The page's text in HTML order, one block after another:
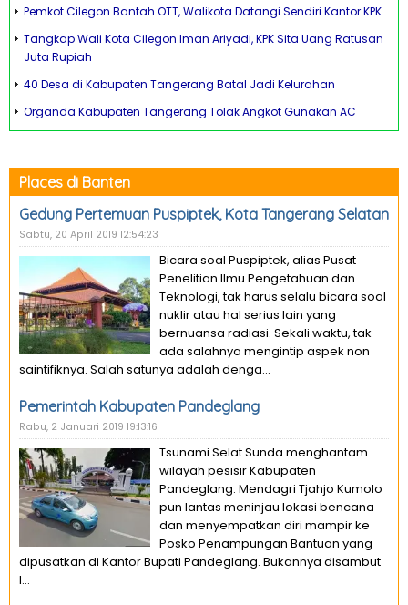
Pemkot Cilegon Bantah OTT, Walikota Datangi Sendiri Kantor KPK
Tangkap Wali Kota Cilegon Iman Ariyadi, KPK Sita Uang Ratusan
Juta Rupiah
40 Desa di Kabupaten Tangerang Batal Jadi Kelurahan
Organda Kabupaten Tangerang Tolak Angkot Gunakan AC
Places di Banten
Gedung Pertemuan Puspiptek, Kota Tangerang Selatan
Sabtu, 20 April 2019 12:54:23
Bicara soal Puspiptek, alias Pusat
Penelitian Ilmu Pengetahuan dan
Teknologi, tak harus selalu bicara soal
nuklir atau hal serius lain yang
bernuansa radiasi. Sekali waktu, tak
ada salahnya mengintip aspek non
saintifiknya. Salah satunya adalah denga...
Pemerintah Kabupaten Pandeglang
Rabu, 2 Januari 2019 19:13:16
Tsunami Selat Sunda menghantam
wilayah pesisir Kabupaten
Pandeglang. Mendagri Tjahjo Kumolo
pun lantas meninjau lokasi bencana
dan menyempatkan diri mampir ke
Posko Penampungan Bantuan yang
dipusatkan di Kantor Bupati Pandeglang. Bukannya disambut
l...